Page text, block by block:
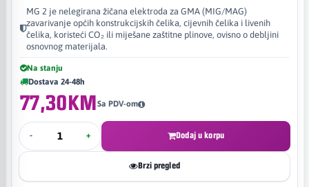
MG 2 je nelegirana žičana elektroda za GMA (MIG/MAG)
zavarivanje općih konstrukcijskih čelika, cijevnih čelika i livenih
čelika, koristeći CO₂ ili miješane zaštitne plinove, ovisno o debljini
osnovnog materijala.
Na stanju
Dostava 24-48h
77,30KMSa PDV-om
- + Dodaj u korpu
Brzi pregled